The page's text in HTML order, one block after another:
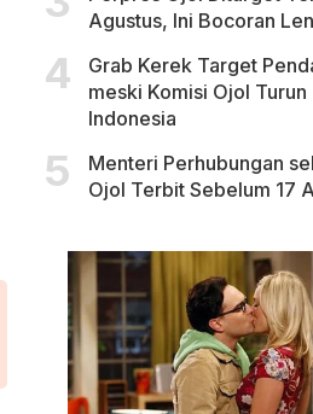
Agustus, Ini Bocoran
Grab Kerek Target
meski Komisi Ojol
Indonesia
Menteri Perhubungan
Ojol Terbit Sebelum 17